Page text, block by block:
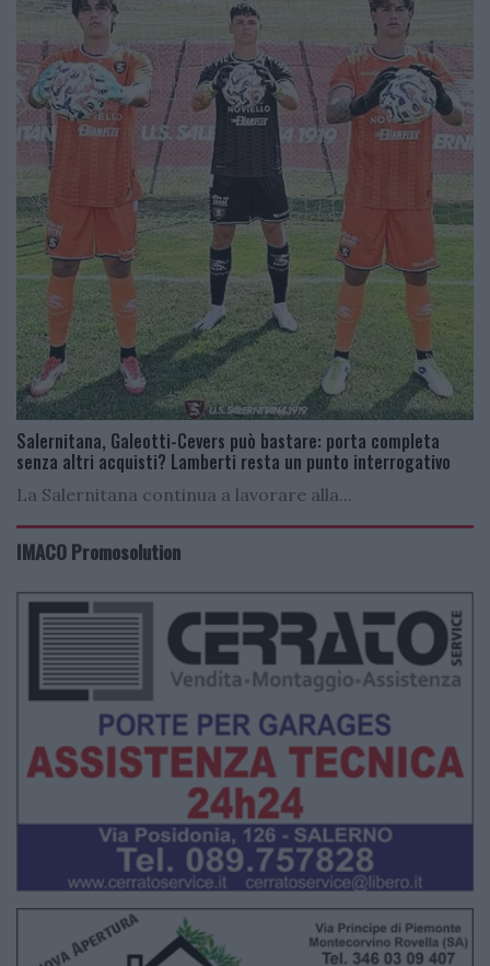
Salernitana, Galeotti-Cevers può bastare: porta completa
senza altri acquisti? Lamberti resta un punto interrogativo
La Salernitana continua a lavorare alla...
IMACO Promosolution